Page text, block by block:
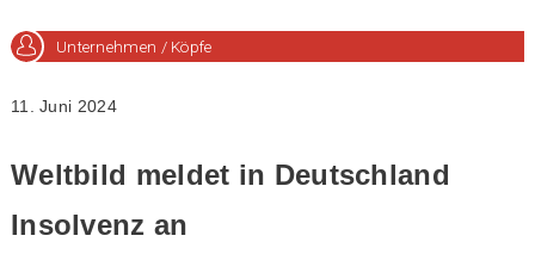
Unternehmen / Köpfe
11. Juni 2024
Weltbild meldet in Deutschland
Insolvenz an